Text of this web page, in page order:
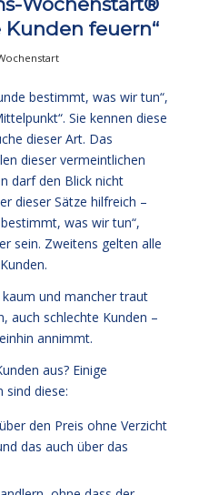
Kunden feuern“
bestimmt, was wir tun“,
Sie kennen diese
dieser Art. Das
dieser vermeintlichen
darf den Blick nicht
dieser Sätze hilfreich –
was wir tun“,
sein. Zweitens gelten alle
und mancher traut
auch schlechte Kunden –
annimmt.
aus? Einige
sind diese:
den Preis ohne Verzicht
das auch über das